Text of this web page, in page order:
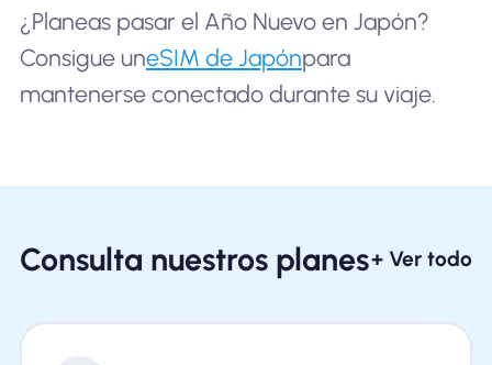
¿Planeas pasar el Año Nuevo en Japón?
Consigue uneSIM de Japónpara
mantenerse conectado durante su viaje.
Consulta nuestros planes+ Ver todo